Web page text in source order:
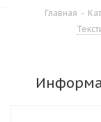
Главная -